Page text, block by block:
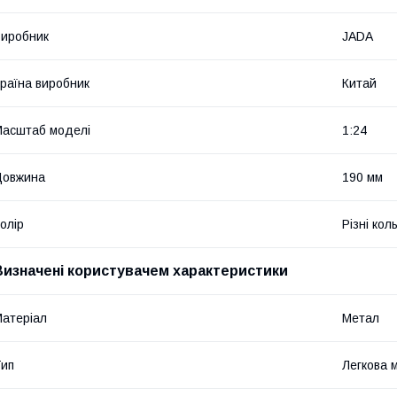
JADA
виробник Китай
моделі 1:24
190 мм
Різні
користувачем характеристики
Метал
Легкова